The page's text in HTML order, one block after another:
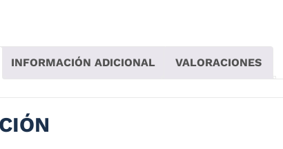
INFORMACIÓN ADICIONAL VALORACIONES